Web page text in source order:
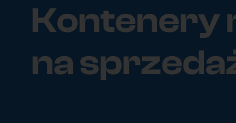
Kontenery
na